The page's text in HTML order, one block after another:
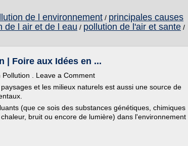
de l environnement / principales causes
de l air et de l eau / pollution de l'air et sante /
| Foire aux Idées en ...
. Leave a Comment
et les milieux naturels est aussi une source de
(que ce sois des substances génétiques, chimiques
bruit ou encore de lumière) dans l'environnement